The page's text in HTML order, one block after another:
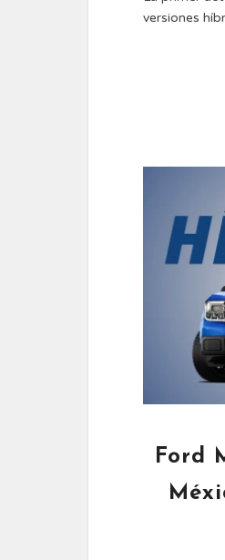
versiones
Ford